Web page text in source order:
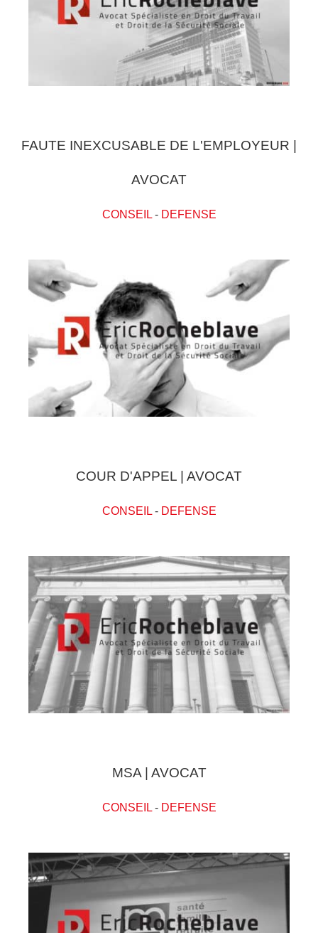
FAUTE INEXCUSABLE DE L'EMPLOYEUR |
AVOCAT
CONSEIL- DEFENSE
COUR D'APPEL | AVOCAT
CONSEIL- DEFENSE
MSA | AVOCAT
CONSEIL- DEFENSE